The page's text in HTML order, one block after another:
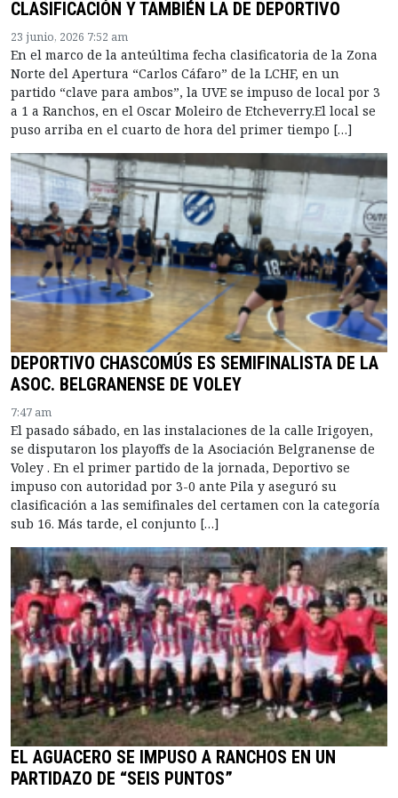
CLASIFICACIÓN Y TAMBIÉN LA DE DEPORTIVO
23 junio, 2026 7:52 am
En el marco de la anteúltima fecha clasificatoria de la Zona
Norte del Apertura “Carlos Cáfaro” de la LCHF, en un
partido “clave para ambos”, la UVE se impuso de local por 3
a 1 a Ranchos, en el Oscar Moleiro de Etcheverry.El local se
puso arriba en el cuarto de hora del primer tiempo […]
DEPORTIVO CHASCOMÚS ES SEMIFINALISTA DE LA
ASOC. BELGRANENSE DE VOLEY
7:47 am
El pasado sábado, en las instalaciones de la calle Irigoyen,
se disputaron los playoffs de la Asociación Belgranense de
Voley . En el primer partido de la jornada, Deportivo se
impuso con autoridad por 3-0 ante Pila y aseguró su
clasificación a las semifinales del certamen con la categoría
sub 16. Más tarde, el conjunto […]
EL AGUACERO SE IMPUSO A RANCHOS EN UN
PARTIDAZO DE “SEIS PUNTOS”